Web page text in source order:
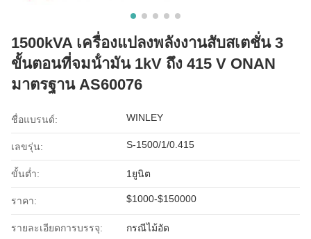
1500kVA เครื่องแปลงพลังงานสับสเตชั่น 3
ขั้นตอนที่จมน้ํามัน 1kV ถึง 415 V ONAN
มาตรฐาน AS60076
ชื่อแบรนด์: WINLEY
เลขรุ่น: S-1500/1/0.415
ขั้นต่ำ: 1ยูนิต
ราคา: $1000-$150000
รายละเอียดการบรรจุ: กรณีไม้อัด